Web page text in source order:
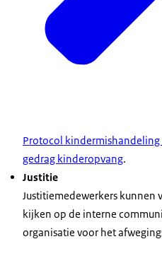
Protocol kindermishandeling
gedrag kinderopvang.
Justitie
Justitiemedewerkers kunnen
kijken op de interne
organisatie voor het